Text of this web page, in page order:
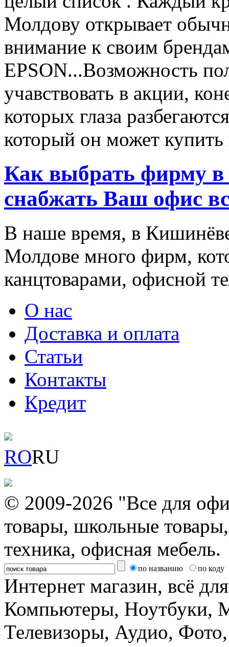
Молдову открывает
внимание к своим
EPSON...Возможность
учавствовать в акции,
которых глаза
который он может купить
Как выбрать фирму в
снабжать Ваш офис
В наше время, в
Молдове много фирм,
канцтоварами, офисной
О нас
Доставка и оплата
Статьи
Контакты
Кредит
RORU
© 2009-2026 "Все для
товары, школьные
техника, офисная мебель.
по названию по коду
Интернет магазин, всё
Компьютеры, Ноутбуки,
Телевизоры, Аудио,